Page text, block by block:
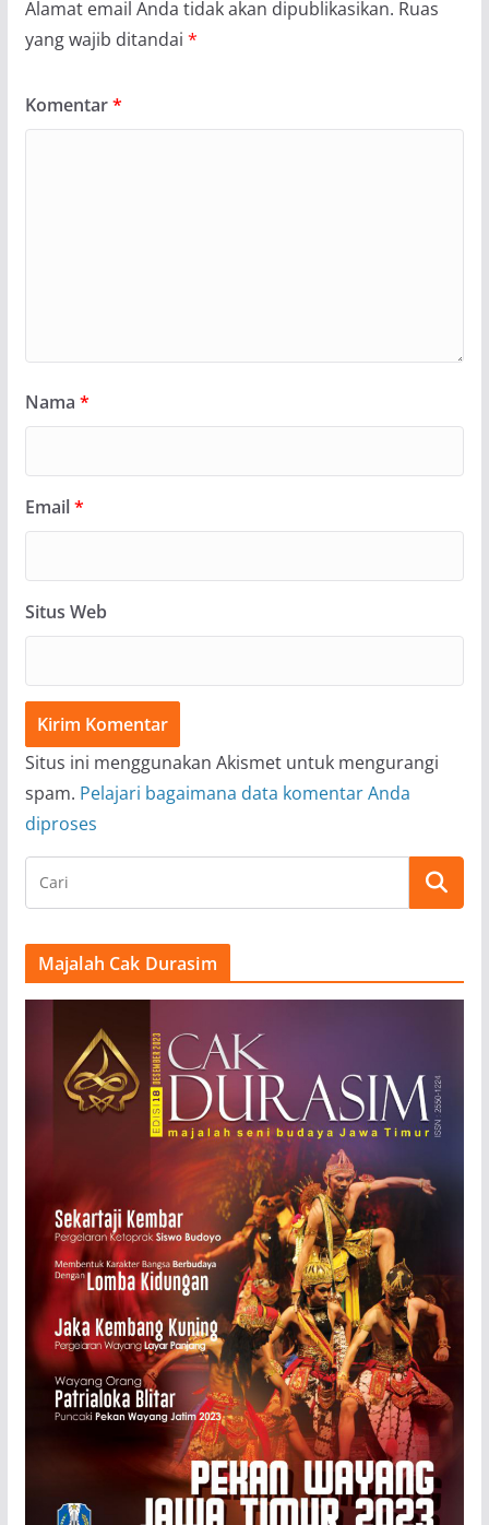
Alamat email Anda tidak akan dipublikasikan. Ruas
yang wajib ditandai *
Komentar*
Nama *
Email*
Situs Web
Situs ini menggunakan Akismet untuk mengurangi
spam. Pelajari bagaimana data komentar Anda
diproses
Majalah Cak Durasim